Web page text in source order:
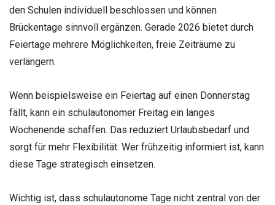
den Schulen individuell beschlossen und können
Brückentage sinnvoll ergänzen. Gerade 2026 bietet durch
Feiertage mehrere Möglichkeiten, freie Zeiträume zu
verlängern.
Wenn beispielsweise ein Feiertag auf einen Donnerstag
fällt, kann ein schulautonomer Freitag ein langes
Wochenende schaffen. Das reduziert Urlaubsbedarf und
sorgt für mehr Flexibilität. Wer frühzeitig informiert ist, kann
diese Tage strategisch einsetzen.
Wichtig ist, dass schulautonome Tage nicht zentral von der